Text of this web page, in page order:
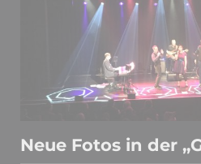
Neue Fotos in der